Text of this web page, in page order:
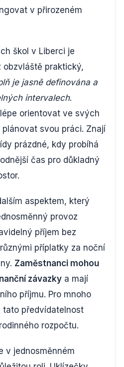
v přirozeném
škol v Liberci je
obzvláště praktický,
je jasně definována a
intervalech.
orientovat ve svých
svou práci. Znají
prázdné, kdy probíhá
čas pro důkladný
aspektem, který
provoz
příjem bez
příplatky za noční
Zaměstnanci mohou
závazky a mají
příjmu. Pro mnoho
tato předvídatelnost
rozpočtu.
v jednosměnném